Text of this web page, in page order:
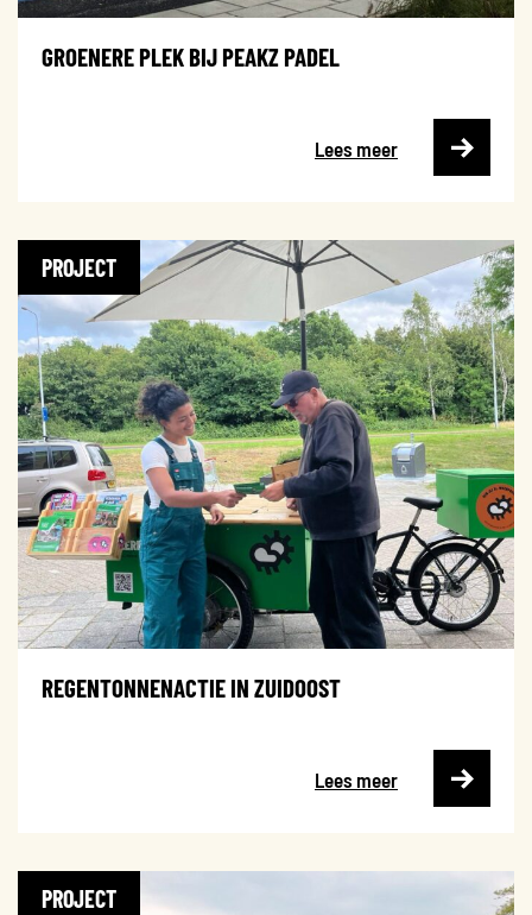
Hitte
Droogte
Extreme neerslag
Overstromingsrisico
Combi
GROENERE PLEK BIJ PEAKZ PADEL
Lees meer
PROJECT
REGENTONNENACTIE IN ZUIDOOST
Lees meer
PROJECT